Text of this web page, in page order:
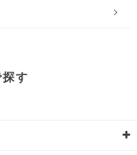
す